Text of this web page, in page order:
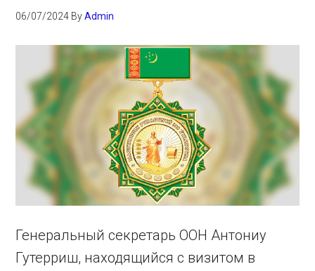
06/07/2024 ByAdmin
Генеральный секретарь ООН Антониу
Гутерриш, находящийся с визитом в